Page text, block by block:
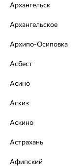
Архангельск
Архангельское
Архипо-Осиповка
Асбест
Асино
Аскиз
Аскино
Астрахань
Афипский